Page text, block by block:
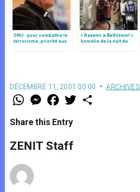
ONU : pour combattre le
terrorisme, priorité aux
« Revenir à Bethléem! »:
homélie de la nuit de
Noël (texte complet)
DÉCEMBRE 11, 2001 00:00 ARCHIVES
W
t
s
p
p
M
e
s
e
g
e
F
a
e
b
o
k
w
Share this Entry
ZENIT Staff